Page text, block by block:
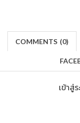
COMMENTS (0)
เข้าสู่